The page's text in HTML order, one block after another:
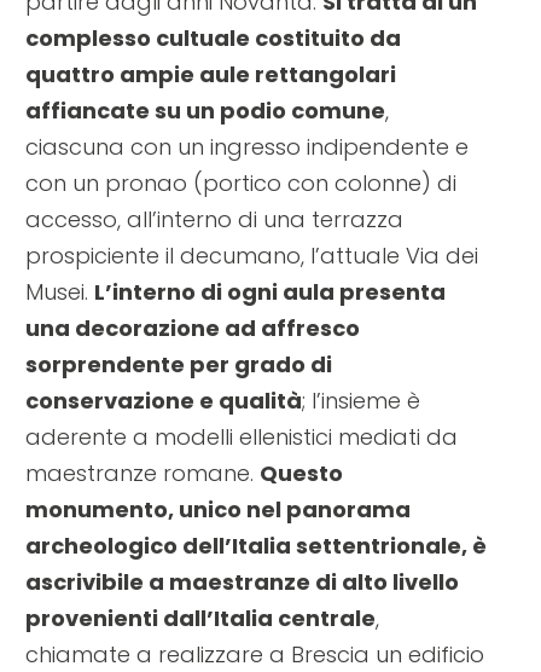
complesso cultuale costituito da
quattro ampie aule rettangolari
affiancate su un podio comune,
ciascuna con un ingresso indipendente e
con un pronao (portico con colonne) di
accesso, all’interno di una terrazza
prospiciente il decumano, l’attuale Via dei
Musei. L’interno di ogni aula presenta
una decorazione ad affresco
sorprendente per grado di
conservazione e qualità; l’insieme è
aderente a modelli ellenistici mediati da
maestranze romane. Questo
monumento, unico nel panorama
archeologico dell’Italia settentrionale, è
ascrivibile a maestranze di alto livello
provenienti dall’Italia centrale,
chiamate a realizzare a Brescia un edificio